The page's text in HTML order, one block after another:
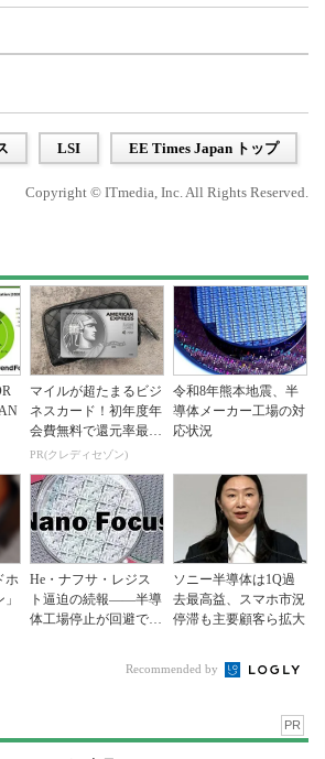
LSI EE Times Japan トップ
Copyright © ITmedia, Inc. All Rights Reserved.
マイルが超たまるビジ
ネスカード！初年度年
会費無料で還元率最大
1.125%
PR(クレディセゾン)
令和8年熊本地震、半
導体メーカー工場の対
応状況
ホ
He・ナフサ・レジス
ト逼迫の続報――半導
体工場停止が回避でき
ソニー半導体は1Q過
去最高益、スマホ市況
停滞も主要顧客ら拡大
Recommended by
PR